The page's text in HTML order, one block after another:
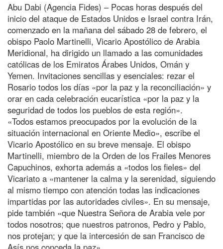
Abu Dabi (Agencia Fides) – Pocas horas después del
inicio del ataque de Estados Unidos e Israel contra Irán,
comenzado en la mañana del sábado 28 de febrero, el
obispo Paolo Martinelli, Vicario Apostólico de Arabia
Meridional, ha dirigido un llamado a las comunidades
católicas de los Emiratos Árabes Unidos, Omán y
Yemen. Invitaciones sencillas y esenciales: rezar el
Rosario todos los días «por la paz y la reconciliación» y
orar en cada celebración eucarística «por la paz y la
seguridad de todos los pueblos de esta región».
«Todos estamos preocupados por la evolución de la
situación internacional en Oriente Medio», escribe el
Vicario Apostólico en su breve mensaje. El obispo
Martinelli, miembro de la Orden de los Frailes Menores
Capuchinos, exhorta además a «todos los fieles» del
Vicariato a «mantener la calma y la serenidad, siguiendo
al mismo tiempo con atención todas las indicaciones
impartidas por las autoridades civiles». En su mensaje,
pide también «que Nuestra Señora de Arabia vele por
todos nosotros; que nuestros patronos, Pedro y Pablo,
nos protejan; y que la intercesión de san Francisco de